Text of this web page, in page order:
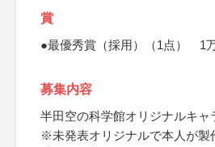
賞
●最優秀賞（採用）（1点） 1
募集内容
半田空の科学館オリジナルキャ
※未発表オリジナルで本人が製